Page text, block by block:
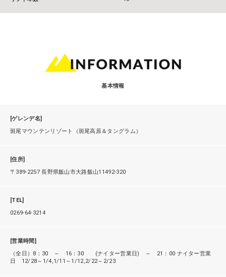
基本情報
[ゲレンデ名]
斑尾マウンテンリゾート（斑尾高原＆タングラム）
[住所]
〒389-2257 長野県飯山市大路飯山11492-320
[TEL]
0269-64-3214
[営業時間]
（全日）8：30 ～ 16：30 (ナイター営業日) ～ 21：00 ナイター営業
日 12/28～1/4,1/11～1/12,2/22～2/23